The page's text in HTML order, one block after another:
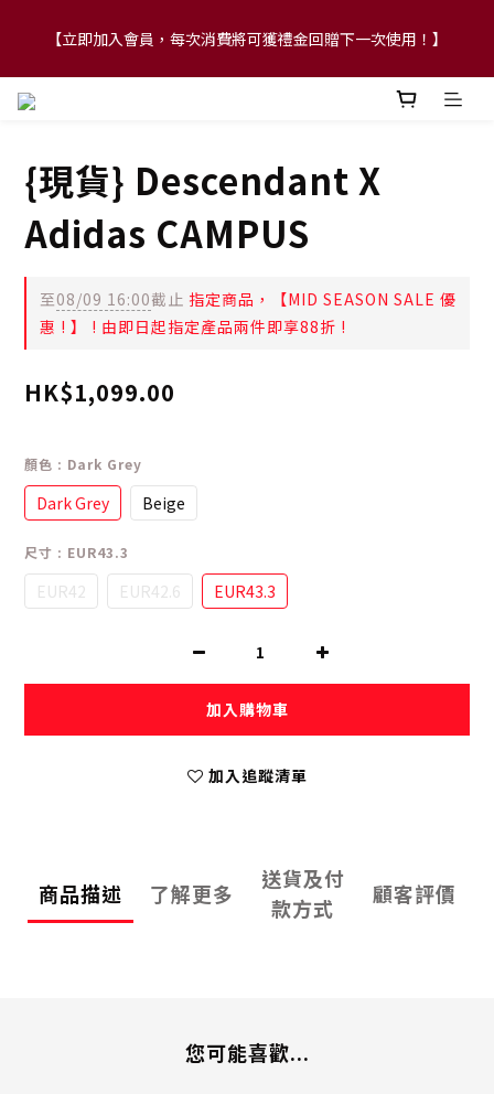
【FLASH SALE 兩件指定現貨產品即享88折】
【立即加入會員，每次消費將可獲禮金回贈下一次使用！】
【FLASH SALE 兩件指定現貨產品即享88折】
{現貨} Descendant X
Adidas CAMPUS
至08/09 16:00截止 指定商品，【MID SEASON SALE 優
惠 ! 】 ! 由即日起指定產品兩件即享88折 !
HK$1,099.00
顏色 : Dark Grey
Dark Grey Beige
尺寸 : EUR43.3
EUR42 EUR42.6 EUR43.3
加入購物車
加入追蹤清單
商品描述 了解更多
送貨及付
款方式
顧客評價
您可能喜歡...